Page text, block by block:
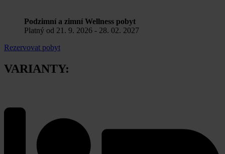
Podzimní a zimní Wellness pobyt
Platný od 21. 9. 2026 - 28. 02. 2027
Rezervovat pobyt
VARIANTY: